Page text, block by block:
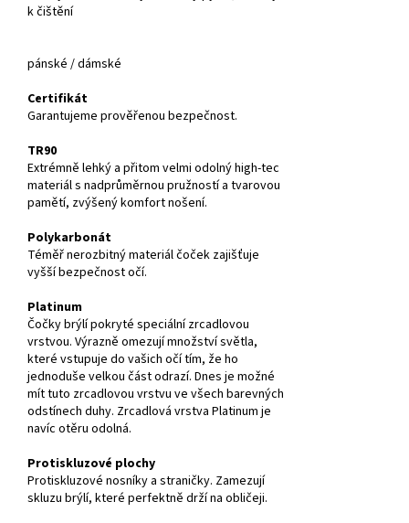
k čištění
pánské / dámské
Certifikát
Garantujeme prověřenou bezpečnost.
TR90
Extrémně lehký a přitom velmi odolný high-tec
materiál s nadprůměrnou pružností a tvarovou
pamětí, zvýšený komfort nošení.
Polykarbonát
Téměř nerozbitný materiál čoček zajišťuje
vyšší bezpečnost očí.
Platinum
Čočky brýlí pokryté speciální zrcadlovou
vrstvou. Výrazně omezují množství světla,
které vstupuje do vašich očí tím, že ho
jednoduše velkou část odrazí. Dnes je možné
mít tuto zrcadlovou vrstvu ve všech barevných
odstínech duhy. Zrcadlová vrstva Platinum je
navíc otěru odolná.
Protiskluzové plochy
Protiskluzové nosníky a straničky. Zamezují
skluzu brýlí, které perfektně drží na obličeji.